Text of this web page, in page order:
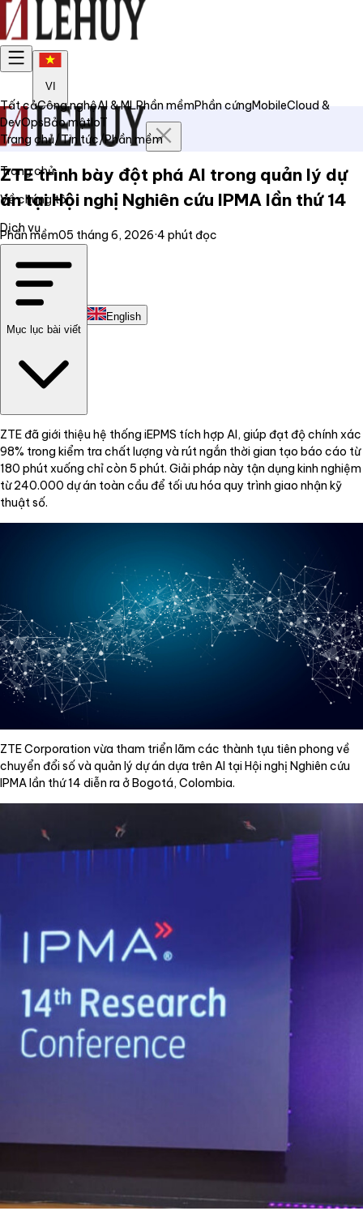
VI
Trang chủ
Về chúng tôi
Dịch vụ
Liên hệ
English
Tất cảCông nghệAI & MLPhần mềmPhần cứngMobileCloud &
DevOpsBảo mậtIoT
Trang chủ/Tin tức/Phần mềm
ZTE trình bày đột phá AI trong quản lý dự
án tại Hội nghị Nghiên cứu IPMA lần thứ 14
Phần mềm05 tháng 6, 2026·4 phút đọc
Mục lục bài viết
ZTE đã giới thiệu hệ thống iEPMS tích hợp AI, giúp đạt độ chính xác
98% trong kiểm tra chất lượng và rút ngắn thời gian tạo báo cáo từ
180 phút xuống chỉ còn 5 phút. Giải pháp này tận dụng kinh nghiệm
từ 240.000 dự án toàn cầu để tối ưu hóa quy trình giao nhận kỹ
thuật số.
ZTE Corporation vừa tham triển lãm các thành tựu tiên phong về
chuyển đổi số và quản lý dự án dựa trên AI tại Hội nghị Nghiên cứu
IPMA lần thứ 14 diễn ra ở Bogotá, Colombia.